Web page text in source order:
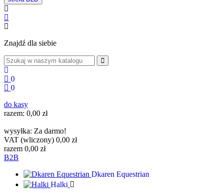
Znajdź dla siebie
0
0
do kasy
razem: 0,00 zł
wysyłka: Za darmo!
VAT (wliczony) 0,00 zł
razem 0,00 zł
B2B
Dkaren Equestrian
Halki